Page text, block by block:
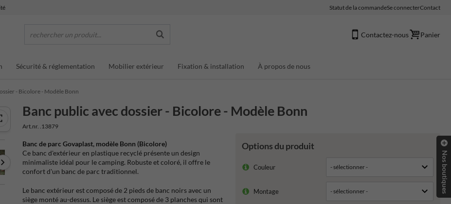
Statut de la commandeSe connecterContact
rechercher un produit... Contactez-nous Panier
Sécurité & réglementation Mobilier extérieur Fixation & installation À propos de nous
- Bicolore - Modèle Bonn
Banc public avec dossier - Bicolore - Modèle Bonn
Art.nr. .13879
Options du produit
Couleur
Montage
Banc de parc Govaplast, modèle Bonn (Bicolore)
Ce banc d'extérieur en plastique recyclé présente un design
minimaliste idéal pour le camping. Robuste et coloré, il offre le
confort d'un banc de parc traditionnel.
Le banc extérieur est composé de 2 pieds de banc noirs avec un
siège monté au-dessus. Le siège est composé de 3 planches qui sont
Nos boutiques